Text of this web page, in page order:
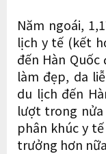
Năm ngoái,
lịch y tế (kết
đến Hàn
làm đẹp, da
du lịch đến
lượt trong nửa
phân khúc y
trưởng hơn